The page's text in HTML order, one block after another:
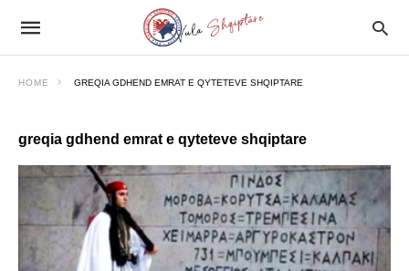
HOME GREQIA GDHEND EMRAT E QYTETEVE SHQIPTARE
greqia gdhend emrat e qyteteve shqiptare